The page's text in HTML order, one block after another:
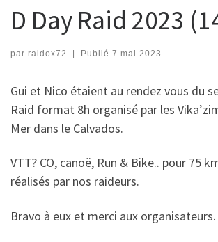
D Day Raid 2023
par raidox72 | Publié 7 mai 2023
Gui et Nico étaient au rendez vous du
Raid format 8h organisé par les
Mer dans le Calvados.
VTT? CO, canoë, Run & Bike.. pour 75
réalisés par nos raideurs.
Bravo à eux et merci aux organisateurs.